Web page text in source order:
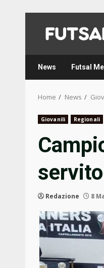
content
News Futsal
Home News
Giovanili Regionali
Redazione 8